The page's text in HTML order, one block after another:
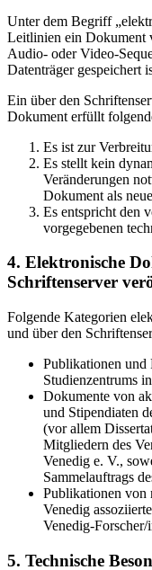
Unter dem Begriff
Leitlinien ein Dokument
Audio- oder Video-
Datenträger gespeichert
Ein über den
Dokument erfüllt
Es ist zur
Es stellt kein
Veränderungen
Dokument als
Es entspricht den
vorgegebenen
4. Elektronische
Schriftenserver
Folgende Kategorien
und über den
Publikationen und
Studienzentrums
Dokumente von
und Stipendiaten
(vor allem
Mitgliedern des
Venedig e. V.,
Sammelauftrags
Publikationen von
Venedig
Venedig-Forscher/
5. Technische